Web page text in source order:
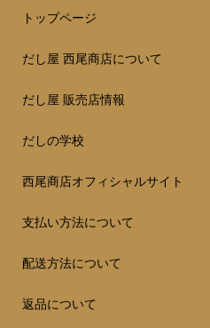
トップページ
だし屋 西尾商店について
だし屋 販売店情報
だしの学校
西尾商店オフィシャルサイト
支払い方法について
配送方法について
返品について